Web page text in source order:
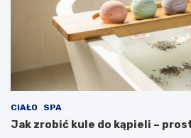
CIAŁO SPA
Jak zrobić kule do kąpieli –